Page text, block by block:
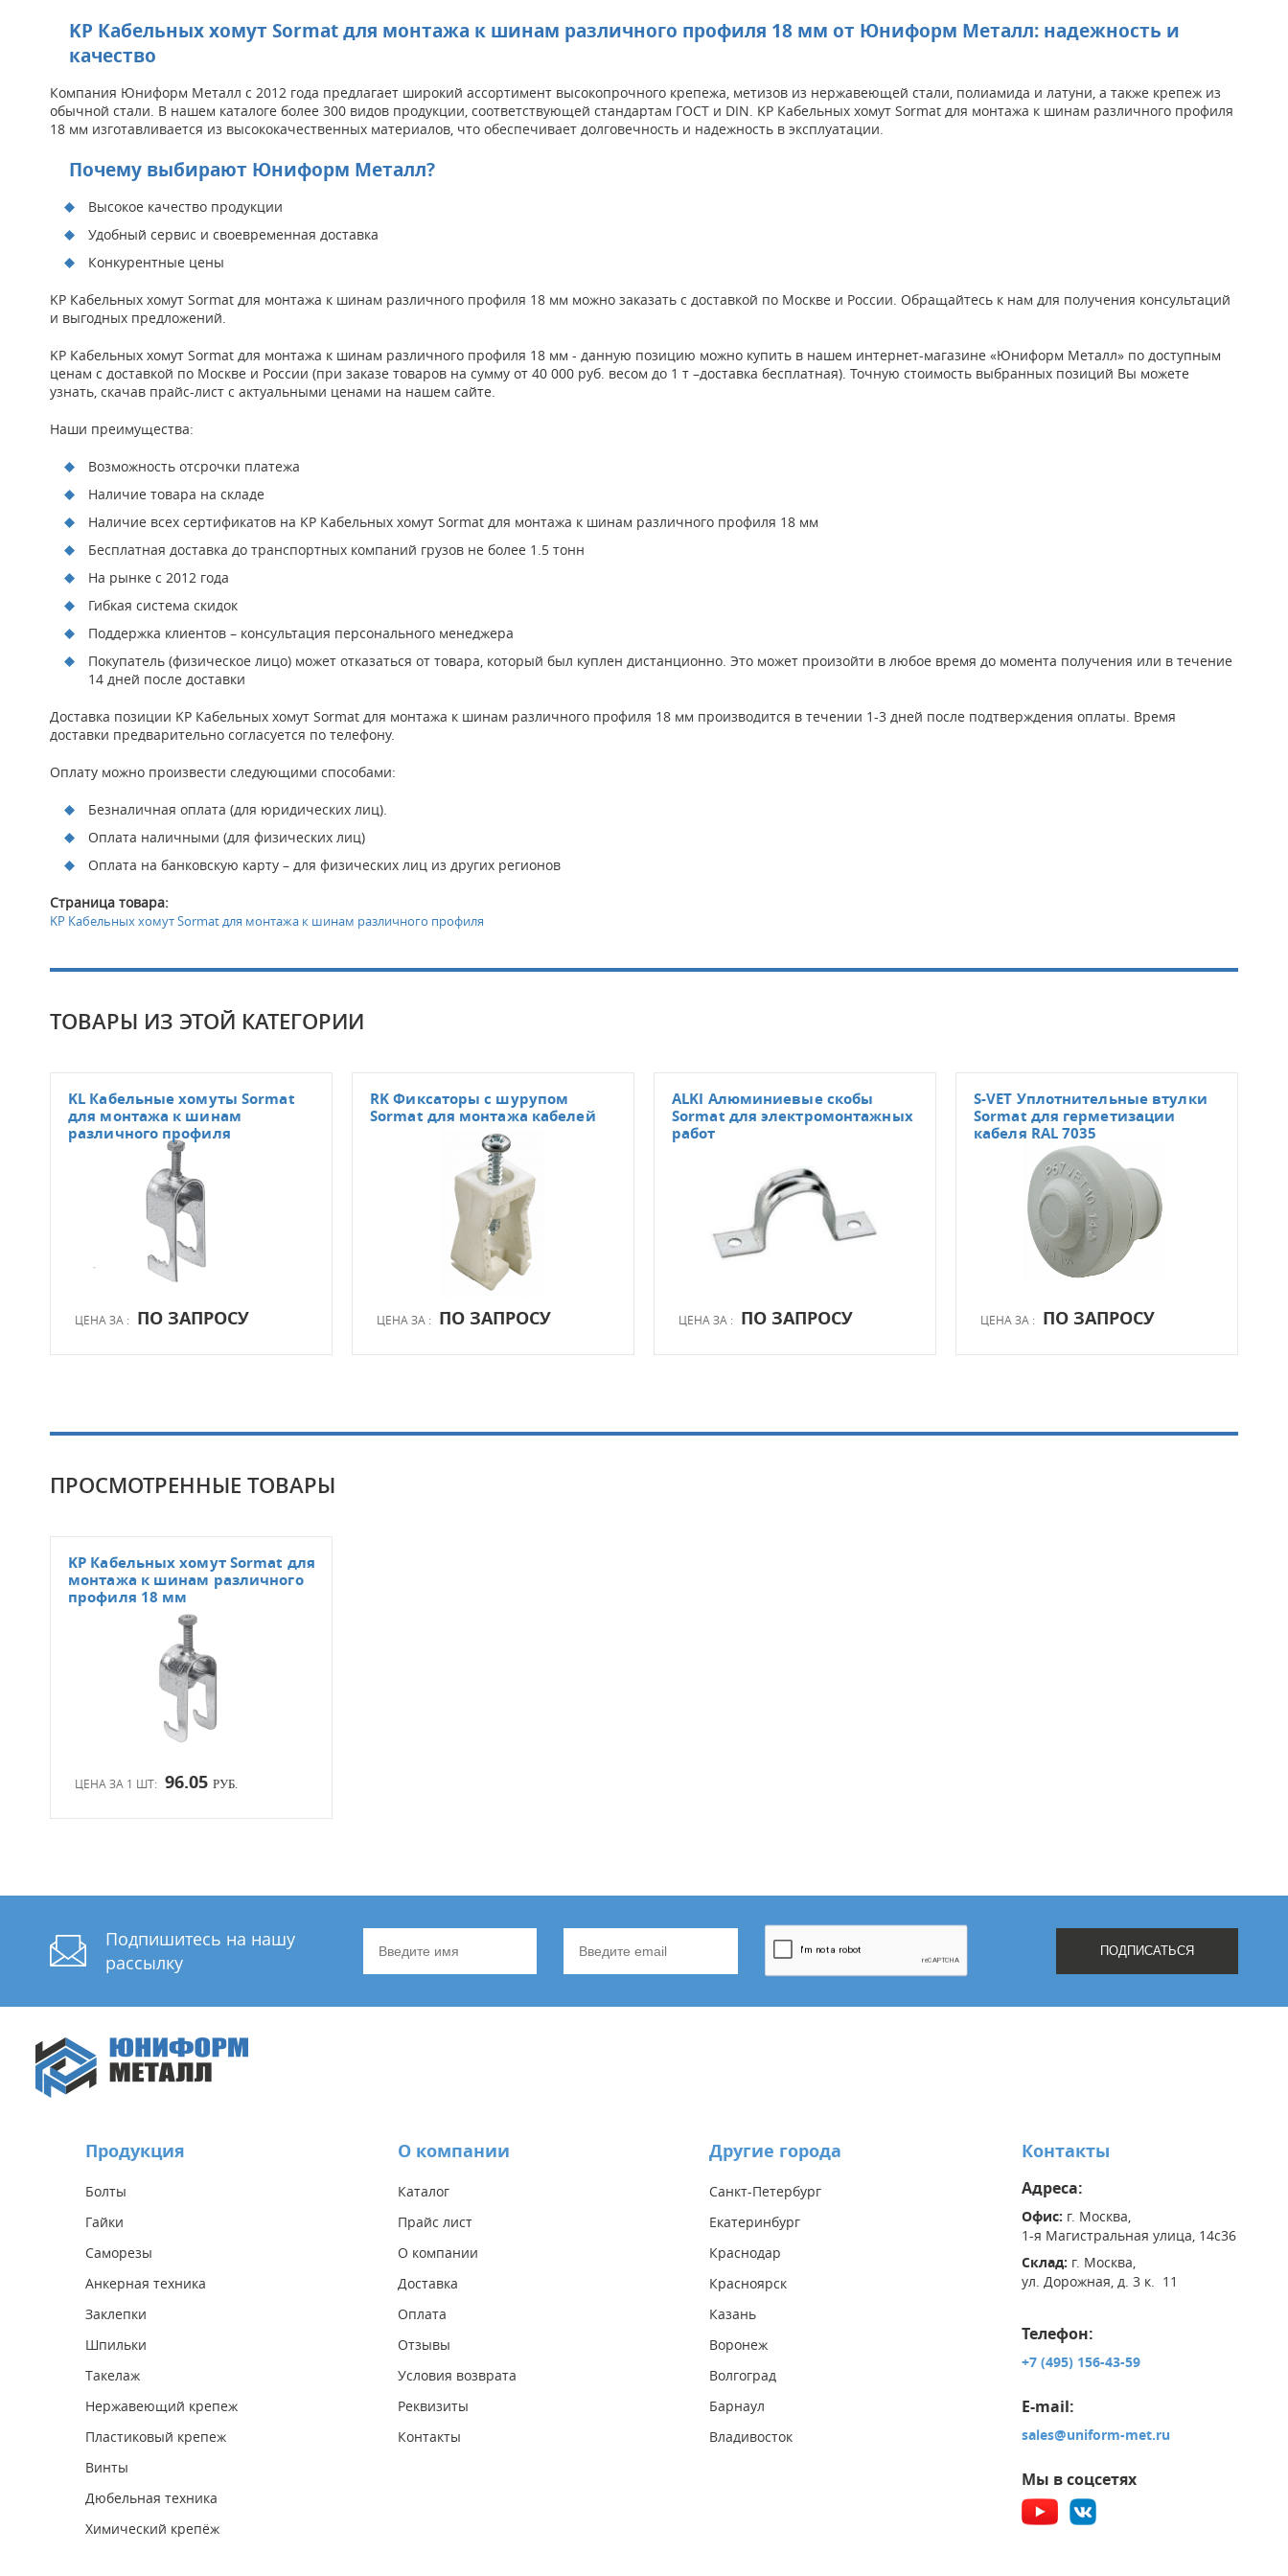
KP Кабельных хомут Sormat для монтажа к шинам различного профиля 18 мм от Юниформ Металл: надежность и
качество
Компания Юниформ Металл с 2012 года предлагает широкий ассортимент высокопрочного крепежа, метизов из нержавеющей стали, полиамида и латуни, а также крепеж из
обычной стали. В нашем каталоге более 300 видов продукции, соответствующей стандартам ГОСТ и DIN. KP Кабельных хомут Sormat для монтажа к шинам различного профиля
18 мм изготавливается из высококачественных материалов, что обеспечивает долговечность и надежность в эксплуатации.
Почему выбирают Юниформ Металл?
Высокое качество продукции
Удобный сервис и своевременная доставка
Конкурентные цены
KP Кабельных хомут Sormat для монтажа к шинам различного профиля 18 мм можно заказать с доставкой по Москве и России. Обращайтесь к нам для получения консультаций
и выгодных предложений.
KP Кабельных хомут Sormat для монтажа к шинам различного профиля 18 мм - данную позицию можно купить в нашем интернет-магазине «Юниформ Металл» по доступным
ценам с доставкой по Москве и России (при заказе товаров на сумму от 40 000 руб. весом до 1 т –доставка бесплатная). Точную стоимость выбранных позиций Вы можете
узнать, скачав прайс-лист с актуальными ценами на нашем сайте.
Наши преимущества:
Возможность отсрочки платежа
Наличие товара на складе
Наличие всех сертификатов на KP Кабельных хомут Sormat для монтажа к шинам различного профиля 18 мм
Бесплатная доставка до транспортных компаний грузов не более 1.5 тонн
На рынке с 2012 года
Гибкая система скидок
Поддержка клиентов – консультация персонального менеджера
Покупатель (физическое лицо) может отказаться от товара, который был куплен дистанционно. Это может произойти в любое время до момента получения или в течение
14 дней после доставки
Доставка позиции KP Кабельных хомут Sormat для монтажа к шинам различного профиля 18 мм производится в течении 1-3 дней после подтверждения оплаты. Время
доставки предварительно согласуется по телефону.
Оплату можно произвести следующими способами:
Безналичная оплата (для юридических лиц).
Оплата наличными (для физических лиц)
Оплата на банковскую карту – для физических лиц из других регионов
Страница товара:
KP Кабельных хомут Sormat для монтажа к шинам различного профиля
ТОВАРЫ ИЗ ЭТОЙ КАТЕГОРИИ
ЦЕНА ЗА : ПО ЗАПРОСУ
KL Кабельные хомуты Sormat
для монтажа к шинам
различного профиля
ЦЕНА ЗА : ПО ЗАПРОСУ
RK Фиксаторы с шурупом
Sormat для монтажа кабелей
ЦЕНА ЗА : ПО ЗАПРОСУ
ALKI Алюминиевые скобы
Sormat для электромонтажных
работ
ЦЕНА ЗА : ПО ЗАПРОСУ
S-VET Уплотнительные втулки
Sormat для герметизации
кабеля RAL 7035
ПРОСМОТРЕННЫЕ ТОВАРЫ
ЦЕНА ЗА 1 ШТ: 96.05 РУБ.
KP Кабельных хомут Sormat для
монтажа к шинам различного
профиля 18 мм
Подпишитесь на нашу
рассылку
Продукция
Болты
Гайки
Саморезы
Анкерная техника
Заклепки
Шпильки
Такелаж
Нержавеющий крепеж
Пластиковый крепеж
Винты
Дюбельная техника
Химический крепёж
О компании
Каталог
Прайс лист
О компании
Доставка
Оплата
Отзывы
Условия возврата
Реквизиты
Контакты
Другие города
Санкт-Петербург
Екатеринбург
Краснодар
Красноярск
Казань
Воронеж
Волгоград
Барнаул
Владивосток
Контакты
Адреса:
Офис: г. Москва,
1-я Магистральная улица, 14с36
Склад: г. Москва,
ул. Дорожная, д. 3 к. 11
Телефон:
+7 (495) 156-43-59
E-mail:
sales@uniform-met.ru
Мы в соцсетях